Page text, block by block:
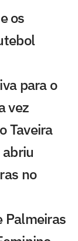
os
para o
vez
Taveira
no
Palmeiras